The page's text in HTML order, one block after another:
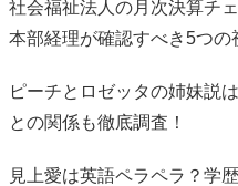
社会福祉法人の月次決算チ
本部経理が確認すべき5つの
ピーチとロゼッタの姉妹説
との関係も徹底調査！
見上愛は英語ペラペラ？学